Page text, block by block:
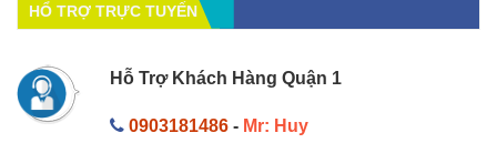
HỔ TRỢ TRỰC TUYẾN
Hỗ Trợ Khách Hàng Quận 1
0903181486- Mr: Huy